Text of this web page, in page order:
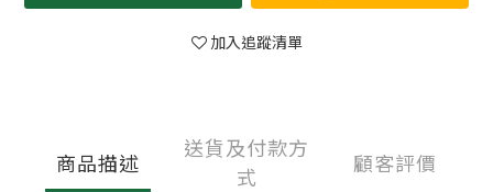
加入追蹤清單
商品描述
送貨及付款方
式
顧客評價